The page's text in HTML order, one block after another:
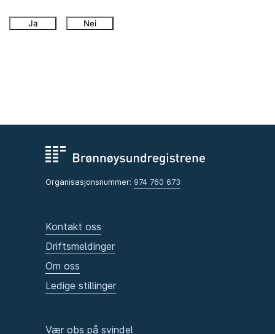
Ja Nei
Organisasjonsnummer: 974 760 673
Kontakt oss
Driftsmeldinger
Om oss
Ledige stillinger
Vær obs på svindel